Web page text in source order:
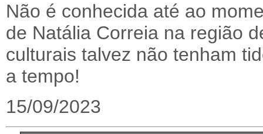
Não é conhecida até ao
de Natália Correia na região
culturais talvez não tenham
a tempo!
15/09/2023